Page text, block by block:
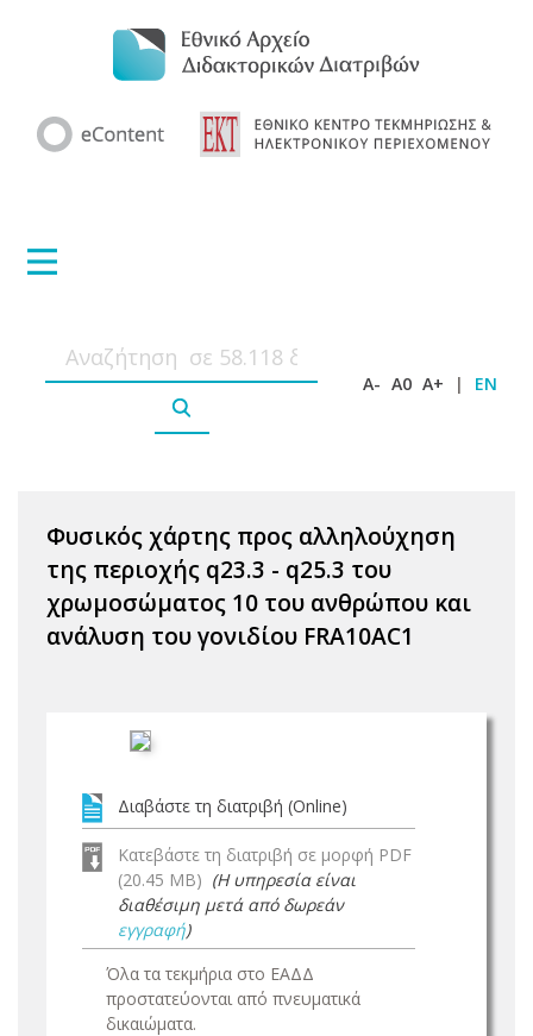
A- A0 A+ | EN
Φυσικός χάρτης προς αλληλούχηση
της περιοχής q23.3 - q25.3 του
χρωμοσώματος 10 του ανθρώπου και
ανάλυση του γονιδίου FRA10AC1
Διαβάστε τη διατριβή (Online)
Κατεβάστε τη διατριβή σε μορφή PDF
(20.45 MB) (Η υπηρεσία είναι
διαθέσιμη μετά από δωρεάν
εγγραφή)
Όλα τα τεκμήρια στο ΕΑΔΔ
προστατεύονται από πνευματικά
δικαιώματα.